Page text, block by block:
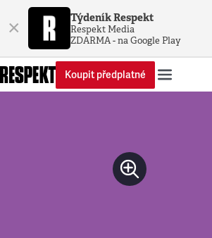
× Týdeník Respekt
Respekt Media
ZDARMA - na Google Play
Koupit předplatné